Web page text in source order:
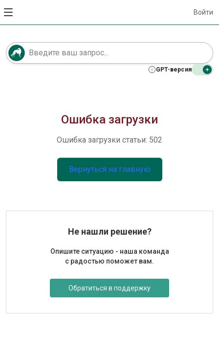
Войти
GPT-версия
Ошибка загрузки
Ошибка загрузки статьи: 502
Вернуться на главную
Не нашли решение?
Опишите ситуацию - наша команда
с радостью поможет вам.
Обратиться в поддержку